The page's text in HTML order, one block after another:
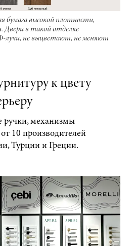
бумага высокой плотности,
Двери в такой отделке
лучи, не выцветают, не меняют
к цвету
ручки, механизмы
10 производителей
Турции и Греции.